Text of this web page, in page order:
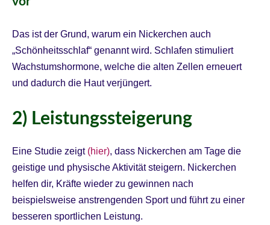
Das ist der Grund, warum ein Nickerchen auch
„Schönheitsschlaf“ genannt wird. Schlafen stimuliert
Wachstumshormone, welche die alten Zellen erneuert
und dadurch die Haut verjüngert.
2) Leistungssteigerung
Eine Studie zeigt (hier), dass Nickerchen am Tage die
geistige und physische Aktivität steigern. Nickerchen
helfen dir, Kräfte wieder zu gewinnen nach
beispielsweise anstrengenden Sport und führt zu einer
besseren sportlichen Leistung.